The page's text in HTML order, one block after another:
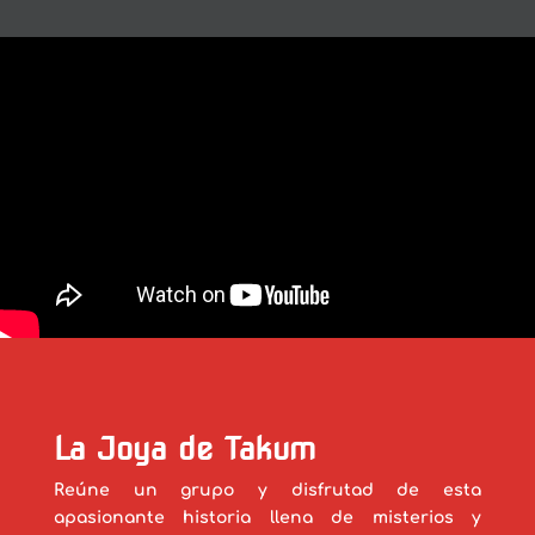
La Joya de Takum
Reúne un grupo y disfrutad de esta
apasionante historia llena de misterios y